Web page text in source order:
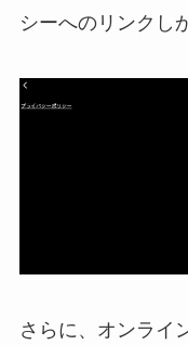
シーへのリンクし
さらに、オンライ